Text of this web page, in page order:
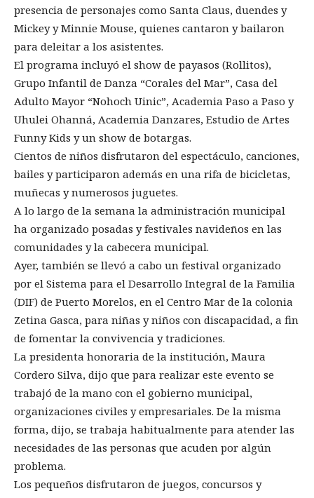
presencia de personajes como Santa Claus, duendes y
Mickey y Minnie Mouse, quienes cantaron y bailaron
para deleitar a los asistentes.
El programa incluyó el show de payasos (Rollitos),
Grupo Infantil de Danza “Corales del Mar”, Casa del
Adulto Mayor “Nohoch Uinic”, Academia Paso a Paso y
Uhulei Ohanná, Academia Danzares, Estudio de Artes
Funny Kids y un show de botargas.
Cientos de niños disfrutaron del espectáculo, canciones,
bailes y participaron además en una rifa de bicicletas,
muñecas y numerosos juguetes.
A lo largo de la semana la administración municipal
ha organizado posadas y festivales navideños en las
comunidades y la cabecera municipal.
Ayer, también se llevó a cabo un festival organizado
por el Sistema para el Desarrollo Integral de la Familia
(DIF) de Puerto Morelos, en el Centro Mar de la colonia
Zetina Gasca, para niñas y niños con discapacidad, a fin
de fomentar la convivencia y tradiciones.
La presidenta honoraria de la institución, Maura
Cordero Silva, dijo que para realizar este evento se
trabajó de la mano con el gobierno municipal,
organizaciones civiles y empresariales. De la misma
forma, dijo, se trabaja habitualmente para atender las
necesidades de las personas que acuden por algún
problema.
Los pequeños disfrutaron de juegos, concursos y